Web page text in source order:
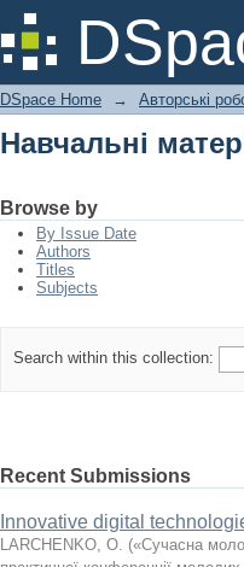
Навчальні
DSpace Home → Авторські
Навчальні
Browse by
By Issue Date
Authors
Titles
Subjects
Search within this collection:
Recent Submissions
Innovative digital
LARCHENKO, O. («Сучасна